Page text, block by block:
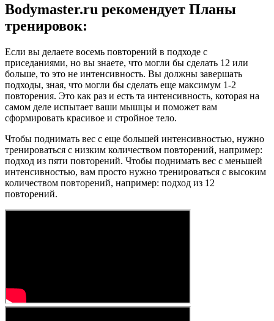
Bodymaster.ru рекомендует Планы
тренировок:
Если вы делаете восемь повторений в подходе с
приседаниями, но вы знаете, что могли бы сделать 12 или
больше, то это не интенсивность. Вы должны завершать
подходы, зная, что могли бы сделать еще максимум 1-2
повторения. Это как раз и есть та интенсивность, которая на
самом деле испытает ваши мышцы и поможет вам
сформировать красивое и стройное тело.
Чтобы поднимать вес с еще большей интенсивностью, нужно
тренироваться с низким количеством повторений, например:
подход из пяти повторений. Чтобы поднимать вес с меньшей
интенсивностью, вам просто нужно тренироваться с высоким
количеством повторений, например: подход из 12
повторений.